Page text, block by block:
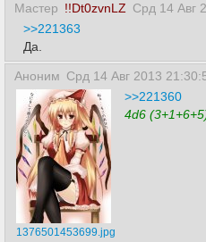
Мастер !!Dt0zvnLZ Срд 14 Авг
>>221363
Да.
Аноним Срд 14 Авг 2013
1376501453699.jpg
>>221360
4d6